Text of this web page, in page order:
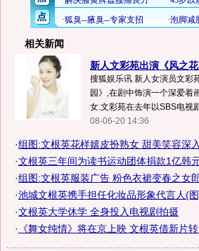
相关新闻
新人文彩苑出演《风之
搜狐娱乐讯 新人女演员文彩
园》,在剧中饰演一个深爱着
女.文彩苑在去年以SBS电视
08-06-20 14:36
·组图:文根英花样嬉皮扮熟女 甜美笑容深
·文根英三年间为读书运动团体捐款1亿韩
·组图:文根英服装广告 粉色衣裙变春之女
·池城文根英携手担任化妆品形象代言人(
·文根英大学休学 全身投入电视剧拍摄
· 《舞女纯情》将在京上映 文根英借新片转